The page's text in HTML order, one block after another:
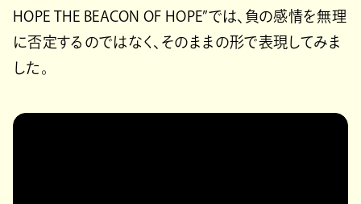
HOPE THE BEACON OF HOPE”では、負の感情を無理
に否定するのではなく、そのままの形で表現してみま
した。